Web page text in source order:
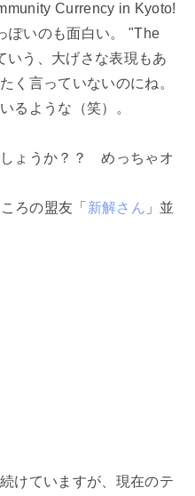
Currency in Kyoto!
ぽいのも面白い。 "The
う、大げさな表現もあ
く言っていないのにね。
るような（笑）。
ょうか？？ めっちゃオ
ろの盟友「 新解さん 」並
けていますが、現在のテ